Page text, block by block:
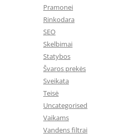
Pramonei
Rinkodara
SEO
Skelbimai
Statybos
Švaros prekės
Sveikata
Teisė
Uncategorised
Vaikams
Vandens filtrai